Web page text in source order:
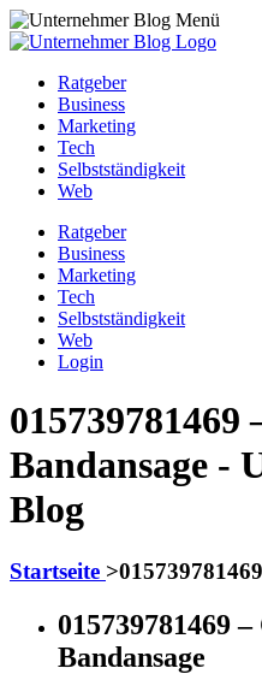
Ratgeber
Business
Marketing
Tech
Selbstständigkeit
Web
Ratgeber
Business
Marketing
Tech
Selbstständigkeit
Web
Login
Bandansage -
Blog
Startseite >
015739781469
Bandansage